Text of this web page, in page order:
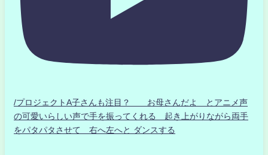
/プロジェクトA子さんも注目？ お母さんだよ とアニメ声
の可愛いらしい声で手を振ってくれる 起き上がりながら両手
をパタパタさせて 右へ左へと ダンスする